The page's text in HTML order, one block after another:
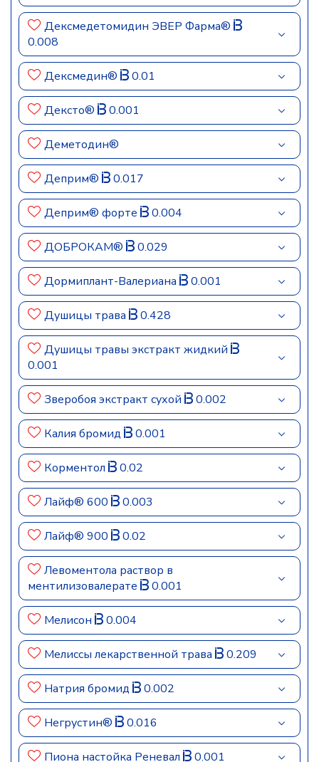
Дексмедетомидин ЭВЕР Фарма®
0.008
Дексмедин® 0.01
Дексто® 0.001
Деметодин®
Деприм® 0.017
Деприм® форте 0.004
ДОБРОКАМ® 0.029
Дормиплант-Валериана 0.001
Душицы трава 0.428
Душицы травы экстракт жидкий
0.001
Зверобоя экстракт сухой 0.002
Калия бромид 0.001
Корментол 0.02
Лайф® 600 0.003
Лайф® 900 0.02
Левоментола раствор в
ментилизовалерате
0.001
Мелисон 0.004
Мелиссы лекарственной трава 0.209
Натрия бромид 0.002
Негрустин® 0.016
Пиона настойка Реневал 0.001